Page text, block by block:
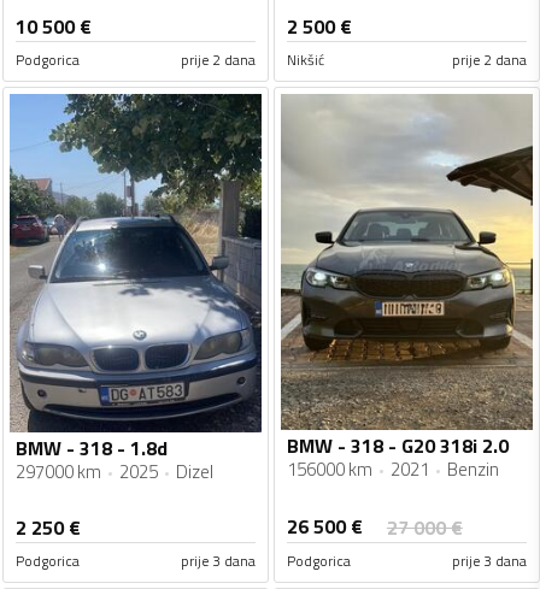
10 500€
Podgorica prije 2 dana
2 500€
Nikšić prije 2 dana
BMW - 318 - 1.8d
297000 km 2025 Dizel
2 250€
Podgorica prije 3 dana
BMW - 318 - G20 318i 2.0
156000 km 2021 Benzin
26 500€ 27 000€
Podgorica prije 3 dana